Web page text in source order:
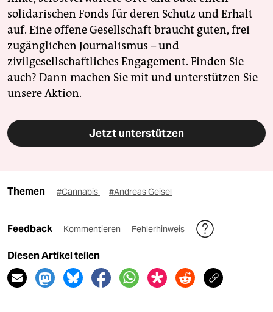
solidarischen Fonds für deren Schutz und Erhalt
auf. Eine offene Gesellschaft braucht guten, frei
zugänglichen Journalismus – und
zivilgesellschaftliches Engagement. Finden Sie
auch? Dann machen Sie mit und unterstützen Sie
unsere Aktion.
Jetzt unterstützen
Themen #Cannabis #Andreas Geisel
Feedback Kommentieren Fehlerhinweis
Diesen Artikel teilen